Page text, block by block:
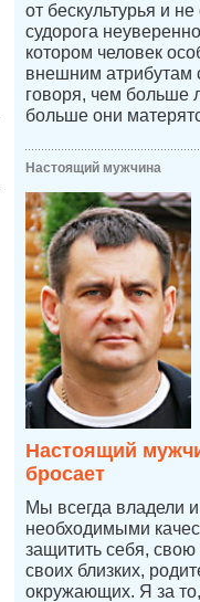
от бескультурья и
судорога
котором человек
внешним атрибутам
говоря, чем больше
больше они
Настоящий мужчина
Настоящий
бросает
Мы всегда владели
необходимыми
защитить себя,
своих близких,
окружающих. Я за